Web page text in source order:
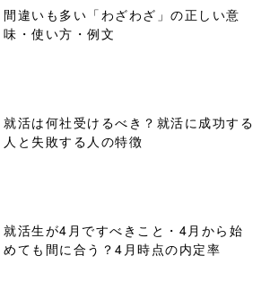
間違いも多い「わざわざ」の正しい意
味・使い方・例文
就活は何社受けるべき？就活に成功する
人と失敗する人の特徴
就活生が4月ですべきこと・4月から始
めても間に合う？4月時点の内定率